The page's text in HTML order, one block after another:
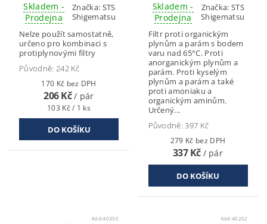
Skladem -
Prodejna
Značka: STS
Shigematsu
Nelze použít samostatně,
určeno pro kombinaci s
protiplynovými filtry
Původně: 242 Kč
170 Kč bez DPH
206 Kč/ pár
103 Kč / 1 ks
Skladem -
Prodejna
Značka:STS
Shigematsu
Filtr proti organickým
plynům a parám s bodem
varu nad 65°C. Proti
anorganickým plynům a
parám. Proti kyselým
plynům a parám a také
proti amoniaku a
organickým aminům.
Určený...
Původně:397 Kč
279 Kč bez DPH
337 Kč / pár
Kód:40350 Kód: 40202